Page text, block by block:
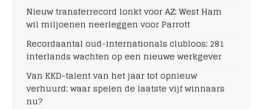
Nieuw transferrecord lonkt voor AZ: West Ham
wil miljoenen neerleggen voor Parrott
Recordaantal oud-internationals clubloos: 281
interlands wachten op een nieuwe werkgever
Van KKD-talent van het jaar tot opnieuw
verhuurd: waar spelen de laatste vijf winnaars
nu?